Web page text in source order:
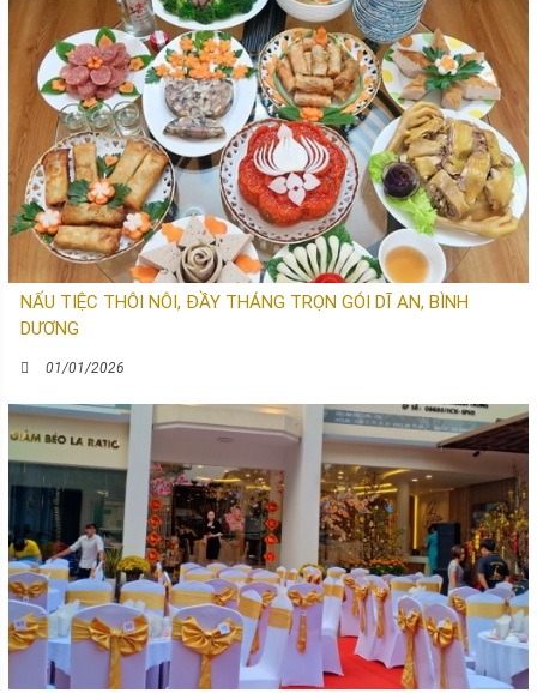
NẤU TIỆC THÔI NÔI, ĐẦY THÁNG TRỌN GÓI DĨ AN, BÌNH
DƯƠNG
01/01/2026